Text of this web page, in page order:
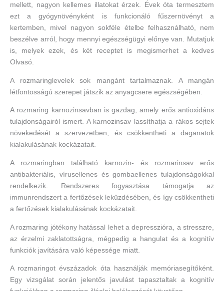
mellett, nagyon kellemes illatokat érzek. Évek óta termesztem
ezt a gyógynövényként is funkcionáló fűszernövényt a
kertemben, mivel nagyon sokféle ételbe felhasználható, nem
beszélve arról, hogy mennyi egészségügyi előnye van. Mutatjuk
is, melyek ezek, és két receptet is megismerhet a kedves
Olvasó.
A rozmaringlevelek sok mangánt tartalmaznak. A mangán
létfontosságú szerepet játszik az anyagcsere egészségében.
A rozmaring karnozinsavban is gazdag, amely erős antioxidáns
tulajdonságairól ismert. A karnozinsav lassíthatja a rákos sejtek
növekedését a szervezetben, és csökkentheti a daganatok
kialakulásának kockázatait.
A rozmaringban található karnozin- és rozmarinsav erős
antibakteriális, vírusellenes és gombaellenes tulajdonságokkal
rendelkezik. Rendszeres fogyasztása támogatja az
immunrendszert a fertőzések leküzdésében, és így csökkentheti
a fertőzések kialakulásának kockázatait.
A rozmaring jótékony hatással lehet a depresszióra, a stresszre,
az érzelmi zaklatottságra, mégpedig a hangulat és a kognitív
funkciók javítására való képessége miatt.
A rozmaringot évszázadok óta használják memóriasegítőként.
Egy vizsgálat során jelentős javulást tapasztaltak a kognitív